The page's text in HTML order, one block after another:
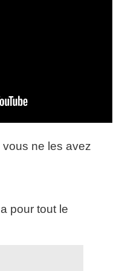
ne les avez
pour tout le